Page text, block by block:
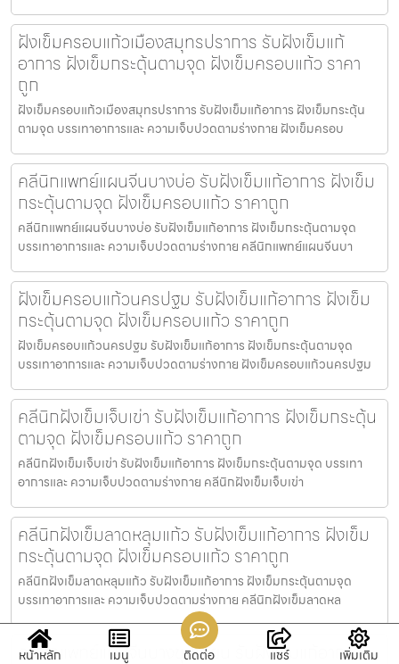
ฝังเข็มครอบแก้วเมืองสมุทรปราการ รับฝังเข็มแก้
อาการ ฝังเข็มกระตุ้นตามจุด ฝังเข็มครอบแก้ว ราคา
ถูก
ฝังเข็มครอบแก้วเมืองสมุทรปราการ รับฝังเข็มแก้อาการ ฝังเข็มกระตุ้น
ตามจุด บรรเทาอาการและ ความเจ็บปวดตามร่างกาย ฝังเข็มครอบ
คลีนิกแพทย์แผนจีนบางบ่อ รับฝังเข็มแก้อาการ ฝังเข็ม
กระตุ้นตามจุด ฝังเข็มครอบแก้ว ราคาถูก
คลีนิกแพทย์แผนจีนบางบ่อ รับฝังเข็มแก้อาการ ฝังเข็มกระตุ้นตามจุด
บรรเทาอาการและ ความเจ็บปวดตามร่างกาย คลีนิกแพทย์แผนจีนบา
ฝังเข็มครอบแก้วนครปฐม รับฝังเข็มแก้อาการ ฝังเข็ม
กระตุ้นตามจุด ฝังเข็มครอบแก้ว ราคาถูก
ฝังเข็มครอบแก้วนครปฐม รับฝังเข็มแก้อาการ ฝังเข็มกระตุ้นตามจุด
บรรเทาอาการและ ความเจ็บปวดตามร่างกาย ฝังเข็มครอบแก้วนครปฐม
คลีนิกฝังเข็มเจ็บเข่า รับฝังเข็มแก้อาการ ฝังเข็มกระตุ้น
ตามจุด ฝังเข็มครอบแก้ว ราคาถูก
คลีนิกฝังเข็มเจ็บเข่า รับฝังเข็มแก้อาการ ฝังเข็มกระตุ้นตามจุด บรรเทา
อาการและ ความเจ็บปวดตามร่างกาย คลีนิกฝังเข็มเจ็บเข่า
คลีนิกฝังเข็มลาดหลุมแก้ว รับฝังเข็มแก้อาการ ฝังเข็ม
กระตุ้นตามจุด ฝังเข็มครอบแก้ว ราคาถูก
คลีนิกฝังเข็มลาดหลุมแก้ว รับฝังเข็มแก้อาการ ฝังเข็มกระตุ้นตามจุด
บรรเทาอาการและ ความเจ็บปวดตามร่างกาย คลีนิกฝังเข็มลาดหล
คลีนิกแพทย์แผนจีนบางขุนเทียน รับฝังเข็มแก้อาการ
หน้าหลัก เมนู ติดต่อ แชร์ เพิ่มเติม